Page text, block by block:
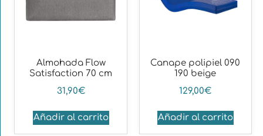
Almohada Flow
Satisfaction 70 cm
31,90€
Añadir al carrito
Canape polipiel 090
190 beige
129,00€
Añadir al carrito